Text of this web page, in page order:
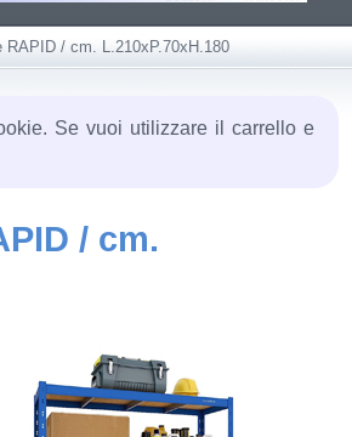
RAPID / cm. L.210xP.70xH.180
Se vuoi utilizzare il carrello e
/ cm.